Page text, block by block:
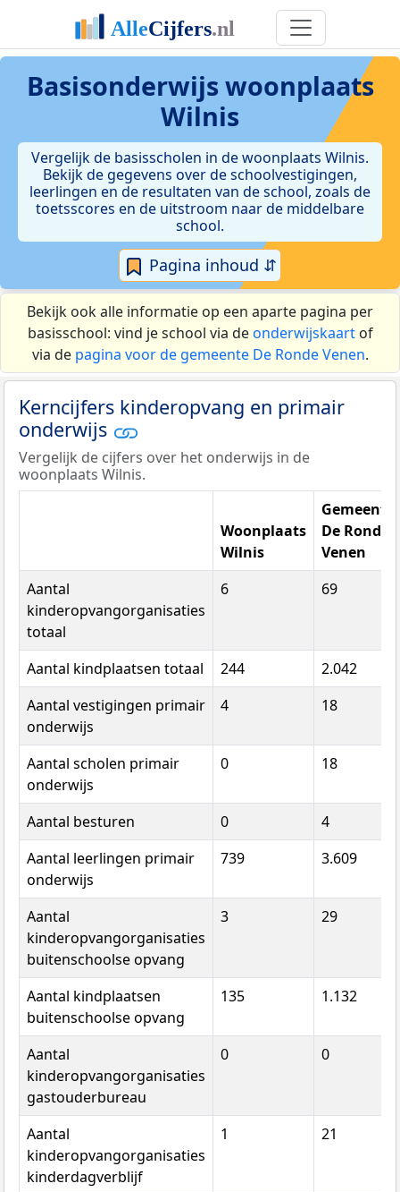
Basisonderwijs woonplaats
Wilnis
Vergelijk de basisscholen in de woonplaats Wilnis.
Bekijk de gegevens over de schoolvestigingen,
leerlingen en de resultaten van de school, zoals de
toetsscores en de uitstroom naar de middelbare
school.
Pagina inhoud ⇵
Bekijk ook alle informatie op een aparte pagina per
basisschool: vind je school via deonderwijskaartof
via de pagina voor de gemeente De Ronde Venen.
Kerncijfers kinderopvang en primair
onderwijs
Vergelijk de cijfers over het onderwijs in de
woonplaats Wilnis.
Woonplaats
Wilnis
Gemeente
De Ronde
Venen
Aantal
kinderopvangorganisaties
totaal
6 69
Aantal kindplaatsen totaal 244
2.042
Aantal vestigingen primair
onderwijs
4 18
Aantal scholen primair
onderwijs
0 18
Aantal besturen 0
4
Aantal leerlingen primair
onderwijs
739 3.609
Aantal
kinderopvangorganisaties
buitenschoolse opvang
3 29
Aantal kindplaatsen
buitenschoolse opvang
135 1.132
Aantal
kinderopvangorganisaties
gastouderbureau
0 0
Aantal
kinderopvangorganisaties
kinderdagverblijf
1 21